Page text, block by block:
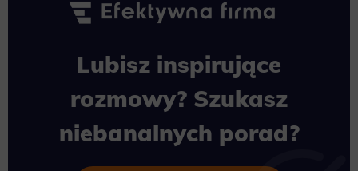
Lubisz inspirujące
rozmowy? Szukasz
niebanalnych porad?